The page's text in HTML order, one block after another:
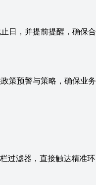
日，并提前提醒，确保合
策预警与策略，确保业务
过滤器，直接触达精准环